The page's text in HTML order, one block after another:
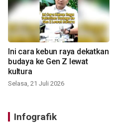
Ini cara kebun raya dekatkan
budaya ke Gen Z lewat
kultura
Selasa, 21 Juli 2026
Infografik